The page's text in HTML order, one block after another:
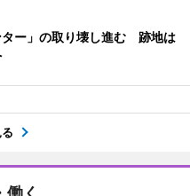
ター」の取り壊し進む 跡地は